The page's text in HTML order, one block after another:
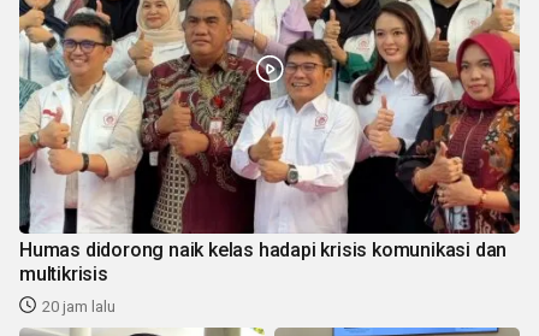
Humas didorong naik kelas hadapi krisis komunikasi dan
multikrisis
20 jam lalu